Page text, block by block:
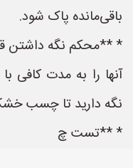
باقی‌مانده پاک شود.
* **محکم نگه داشتن
آنها را به مدت
نگه دارید تا چسب
* **تست چ